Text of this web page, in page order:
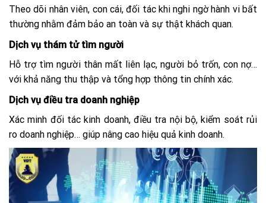
Theo dõi nhân viên, con cái, đối tác khi nghi ngờ hành vi bất
thường nhằm đảm bảo an toàn và sự thật khách quan.
Dịch vụ thám tử tìm người
Hỗ trợ tìm người thân mất liên lạc, người bỏ trốn, con nợ…
với khả năng thu thập và tổng hợp thông tin chính xác.
Dịch vụ điều tra doanh nghiệp
Xác minh đối tác kinh doanh, điều tra nội bộ, kiểm soát rủi
ro doanh nghiệp… giúp nâng cao hiệu quả kinh doanh.